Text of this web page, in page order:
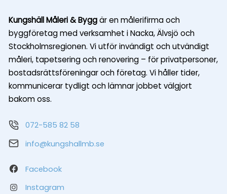
Kungshäll Måleri & Byggär en målerifirma och
byggföretag med verksamhet i Nacka, Älvsjö och
Stockholmsregionen. Vi utför invändigt och utvändigt
måleri, tapetsering och renovering – för privatpersoner,
bostadsrättsföreningar och företag. Vi håller tider,
kommunicerar tydligt och lämnar jobbet välgjort
bakom oss.
072-585 82 58
info@kungshallmb.se
Facebook
Instagram